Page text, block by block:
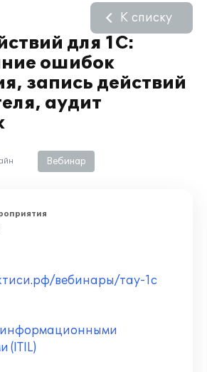
для 1С:
ошибок
запись действий
аудит
К списку
Вебинар
вебинары/тау-1с
информационными
(ITIL)